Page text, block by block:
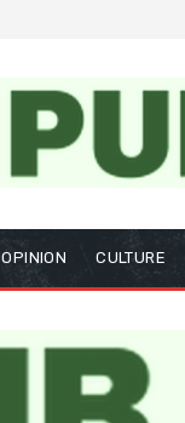
OPINION CULTURE